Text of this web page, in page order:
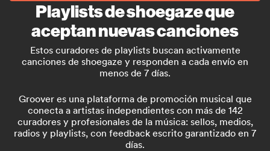
Playlists de shoegaze que
aceptan nuevas canciones
Estos curadores de playlists buscan activamente
canciones de shoegaze y responden a cada envío en
menos de 7 días.
Groover es una plataforma de promoción musical que
conecta a artistas independientes con más de 142
curadores y profesionales de la música: sellos, medios,
radios y playlists, con feedback escrito garantizado en 7
días.